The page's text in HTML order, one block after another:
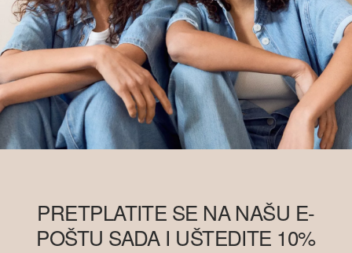
PRETPLATITE SE NA NAŠU E-
POŠTU SADA I UŠTEDITE 10%